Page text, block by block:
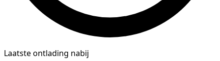
Laatste ontlading nabij